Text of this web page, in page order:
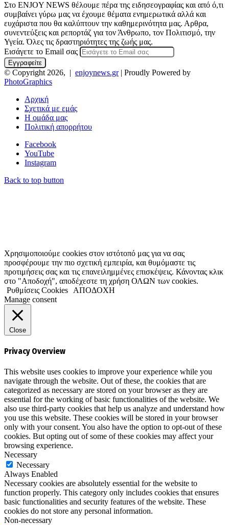
Στο ENJOY NEWS θέλουμε πέρα της ειδησεογραφίας και από ό,τι
συμβαίνει γύρω μας να έχουμε θέματα ενημερωτικά αλλά και
ευχάριστα που θα καλύπτουν την καθημερινότητα μας. Αρθρα,
συνεντεύξεις και ρεπορτάζ για τον Άνθρωπο, τον Πολιτισμό, την
Υγεία. Όλες τις δραστηριότητες της ζωής μας.
Εισάγετε το Email σας
© Copyright 2026, | enjoynews.gr| Proudly Powered by
PhotoGraphics
Αρχική
Σχετικά με εμάς
Η ομάδα μας
Πολιτική απορρήτου
Facebook
YouTube
Instagram
Back to top button
Χρησιμοποιούμε cookies στον ιστότοπό μας για να σας
προσφέρουμε την πιο σχετική εμπειρία, και θυμόμαστε τις
προτιμήσεις σας και τις επανειλημμένες επισκέψεις. Κάνοντας κλικ
στο "Αποδοχή", αποδέχεστε τη χρήση ΟΛΩΝ των cookies.
Ρυθμίσεις Cookies
ΑΠΟΔΟΧΗ
Manage consent
Close
Privacy Overview
This website uses cookies to improve your experience while you
navigate through the website. Out of these, the cookies that are
categorized as necessary are stored on your browser as they are
essential for the working of basic functionalities of the website. We
also use third-party cookies that help us analyze and understand how
you use this website. These cookies will be stored in your browser
only with your consent. You also have the option to opt-out of these
cookies. But opting out of some of these cookies may affect your
browsing experience.
Necessary
Necessary
Always Enabled
Necessary cookies are absolutely essential for the website to
function properly. This category only includes cookies that ensures
basic functionalities and security features of the website. These
cookies do not store any personal information.
Non-necessary